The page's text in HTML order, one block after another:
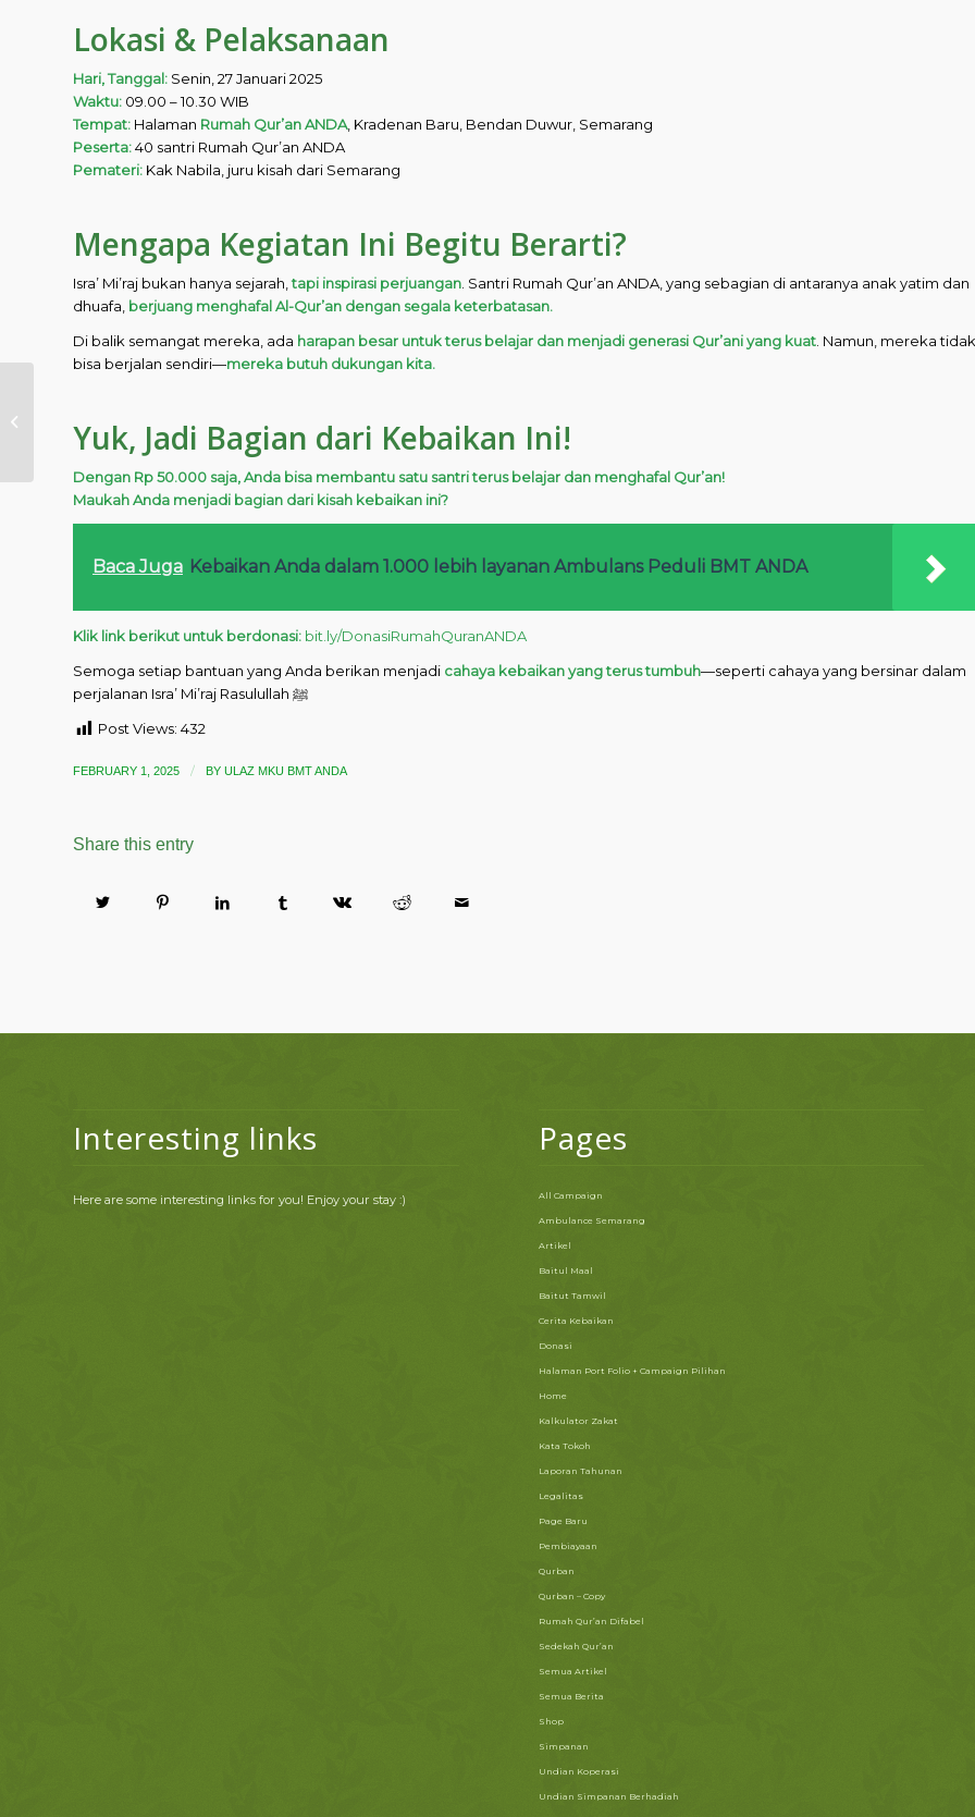
Lokasi & Pelaksanaan
Hari, Tanggal: Senin, 27 Januari 2025
Waktu: 09.00 – 10.30 WIB
Tempat: Halaman Rumah Qur’an ANDA, Kradenan Baru, Bendan Duwur, Semarang
Peserta:40 santri Rumah Qur’an ANDA
Pemateri: Kak Nabila, juru kisah dari Semarang
Mengapa Kegiatan Ini Begitu Berarti?
Isra’ Mi’raj bukan hanya sejarah,tapi inspirasi perjuangan . Santri Rumah Qur’an ANDA, yang sebagian di antaranya anak yatim dan
dhuafa, berjuang menghafal Al-Qur’an dengan segala keterbatasan.
Di balik semangat mereka, ada harapan besar untuk terus belajar dan menjadi generasi Qur’ani yang kuat . Namun, mereka tidak
bisa berjalan sendiri—mereka butuh dukungan kita.
Yuk, Jadi Bagian dari Kebaikan Ini!
Dengan Rp 50.000 saja, Anda bisa membantu satu santri terus belajar dan menghafal Qur’an!
Maukah Anda menjadi bagian dari kisah kebaikan ini?
Baca Juga Kebaikan Anda dalam 1.000 lebih layanan Ambulans Peduli BMT ANDA
Klik link berikut untuk berdonasi: bit.ly/DonasiRumahQuranANDA
Semoga setiap bantuan yang Anda berikan menjadi cahaya kebaikan yang terus tumbuh—seperti cahaya yang bersinar dalam
perjalanan Isra’ Mi’raj Rasulullah ﷺ
Post Views: 432
FEBRUARY 1, 2025 / BY ULAZ MKU BMT ANDA
Share this entry
Interesting links
Here are some interesting links for you! Enjoy your stay :)
Pages
All Campaign
Ambulance Semarang
Artikel
Baitul Maal
Baitut Tamwil
Cerita Kebaikan
Donasi
Halaman Port Folio + Campaign Pilihan
Home
Kalkulator Zakat
Kata Tokoh
Laporan Tahunan
Legalitas
Page Baru
Pembiayaan
Qurban
Qurban – Copy
Rumah Qur’an Difabel
Sedekah Qur’an
Semua Artikel
Semua Berita
Shop
Simpanan
Undian Koperasi
Undian Simpanan Berhadiah